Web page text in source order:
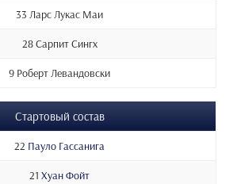
33 Ларс Лукас Маи
28 Сарпит Сингх
9 Роберт Левандовски
Стартовый состав
22 Пауло Гассанига
21 Хуан Фойт